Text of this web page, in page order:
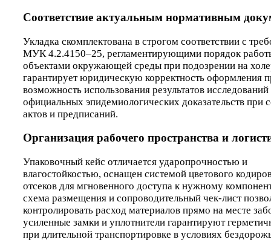
Соответствие актуальным нормативным
Укладка скомплектована в строгом соответствии с
МУК 4.2.4150–25, регламентирующими порядок
объектами окружающей среды при подозрении на
гарантирует юридическую корректность оформления
возможность использования результатов исследований
официальных эпидемиологических доказательств при
актов и предписаний.
Организация рабочего пространства и
Упаковочный кейс отличается ударопрочностью и
влагостойкостью, оснащен системой цветового
отсеков для мгновенного доступа к нужному
схема размещения и сопроводительный чек-лист
контролировать расход материалов прямо на месте
усиленные замки и уплотнители гарантируют
при длительной транспортировке в условиях